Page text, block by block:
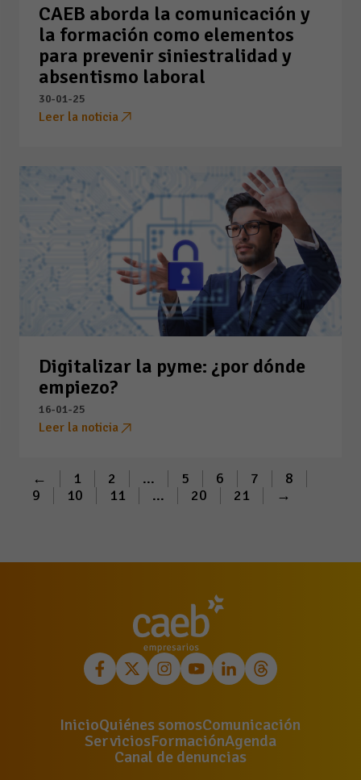
CAEB aborda la comunicación y
la formación como elementos
para prevenir siniestralidad y
absentismo laboral
30-01-25
Leer la noticia
Digitalizar la pyme: ¿por dónde
empiezo?
16-01-25
Leer la noticia
← 1 2 ... 5 6 7
8
9
10 11 ... 20 21 →
InicioQuiénes somosComunicación
ServiciosFormaciónAgenda
Canal de denuncias